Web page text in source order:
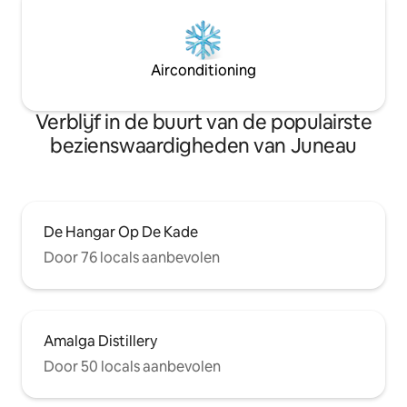
Airconditioning
Verblijf in de buurt van de populairste
bezienswaardigheden van Juneau
De Hangar Op De Kade
Door 76 locals aanbevolen
Amalga Distillery
Door 50 locals aanbevolen